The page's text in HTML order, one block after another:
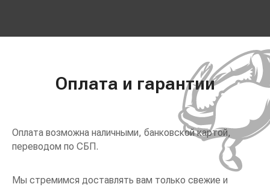
Оплата и гарантии
Оплата возможна наличными, банковской картой,
переводом по СБП.
Мы стремимся доставлять вам только свежие и